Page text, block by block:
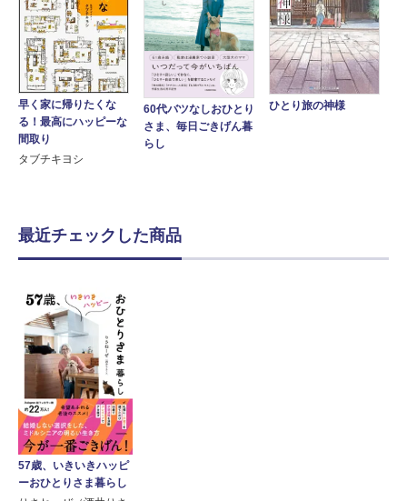
早く家に帰りたくな
る！最高にハッピーな
間取り
タブチキヨシ
60代バツなしおひとり
さま、毎日ごきげん暮
らし
ひとり旅の神様
最近チェックした商品
57歳、いきいきハッピ
ーおひとりさま暮らし